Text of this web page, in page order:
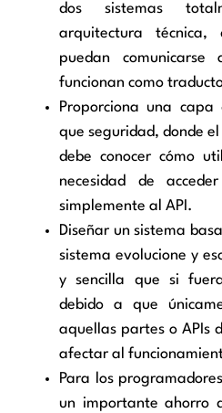
dos sistemas
arquitectura técnica,
puedan
funcionan como
Proporciona una
que seguridad, donde
debe conocer cómo
necesidad de
simplemente al API.
Diseñar un sistema
sistema evolucione y
y sencilla que si
debido a que
aquellas partes o APIs
afectar al
Para los
un importante ahorro